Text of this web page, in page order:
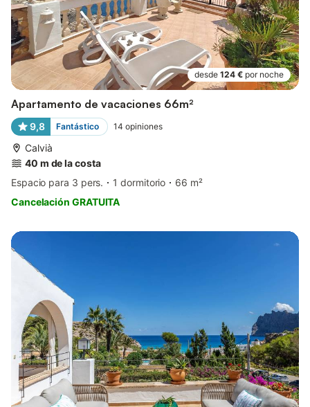
desde 124 € por noche
Apartamento de vacaciones 66m²
9,8 Fantástico 14 opiniones
Calvià
40 m de la costa
Espacio para 3 pers.
1 dormitorio
66 m²
Cancelación GRATUITA